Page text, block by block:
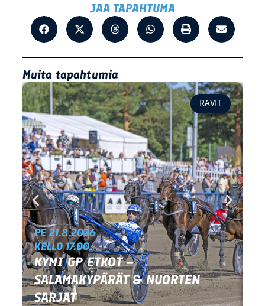
JAA TAPAHTUMA
Muita tapahtumia
PE 21.8.2026
KELLO 17.00
KYMI GP ETKOT –
SALAMAKYPÄRÄT & NUORTEN
SARJAT
RAVIT